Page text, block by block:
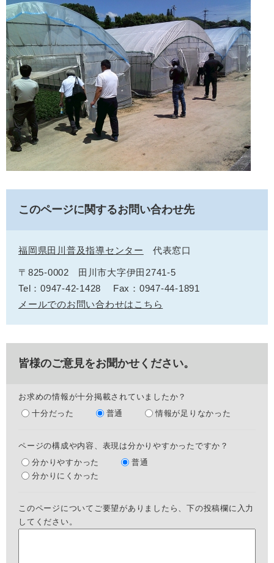
このページに関するお問い合わせ先
福岡県田川普及指導センター 代表窓口
〒825-0002
田川市大字伊田2741-5
Tel：0947-42-1428
Fax：0947-44-1891
メールでのお問い合わせはこちら
皆様のご意見をお聞かせください。
お求めの情報が十分掲載されていましたか？
十分だった
普通 情報が足りなかった
ページの構成や内容、表現は分かりやすかったですか？
分かりやすかった
普通
分かりにくかった
このページについてご要望がありましたら、下の投稿欄に入力
してください。